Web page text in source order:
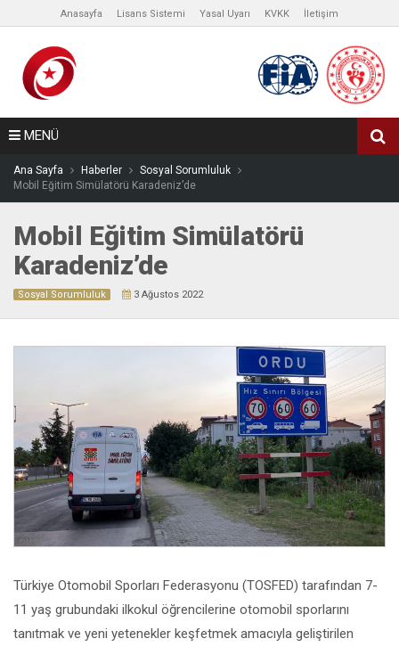
Anasayfa Lisans Sistemi Yasal Uyarı KVKK İletişim
MENÜ
Ana Sayfa Haberler
Sosyal Sorumluluk
Mobil Eğitim Simülatörü Karadeniz’de
Mobil Eğitim Simülatörü
Karadeniz’de
Sosyal Sorumluluk 3 Ağustos 2022
Türkiye Otomobil Sporları Federasyonu (TOSFED) tarafından 7-
11 yaş grubundaki ilkokul öğrencilerine otomobil sporlarını
tanıtmak ve yeni yetenekler keşfetmek amacıyla geliştirilen